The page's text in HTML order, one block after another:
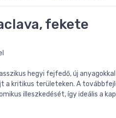
fekete
hegyi fejfedő, új
kritikus területeken. A
illeszkedését, így ideális a